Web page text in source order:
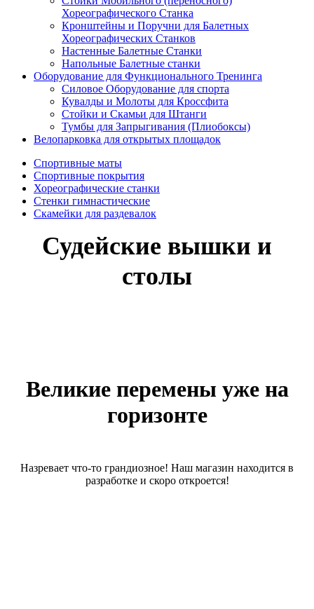
Хореографического Станка
Кронштейны и Поручни для Балетных
Хореографических Станков
Настенные Балетные Станки
Напольные Балетные станки
Оборудование для Функционального Тренинга
Силовое Оборудование для спорта
Кувалды и Молоты для Кроссфита
Стойки и Скамьи для Штанги
Тумбы для Запрыгивания (Плиобоксы)
Велопарковка для открытых площадок
Спортивные маты
Спортивные покрытия
Хореографические станки
Стенки гимнастические
Скамейки для раздевалок
Судейские вышки и
столы
Великие перемены уже на
горизонте
Назревает что-то грандиозное! Наш магазин находится в
разработке и скоро откроется!